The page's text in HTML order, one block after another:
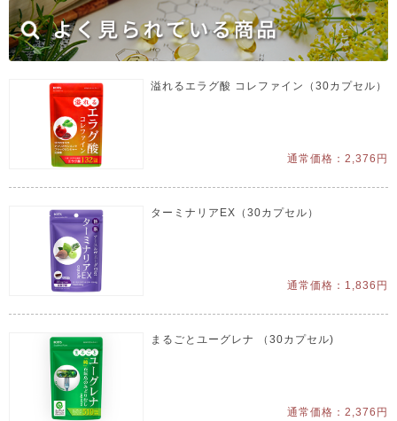
溢れるエラグ酸 コレファイン（30カプセル）
通常価格：2,376円
ターミナリアEX（30カプセル）
通常価格：1,836円
まるごとユーグレナ （30カプセル)
通常価格：2,376円